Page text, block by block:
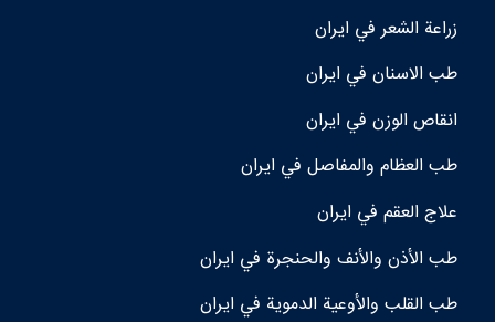
زراعة الشعر في ايران
طب الاسنان في ايران
انقاص الوزن في ايران
طب العظام والمفاصل في ايران
علاج العقم في ايران
طب الأذن والأنف والحنجرة في ايران
طب القلب والأوعية الدموية في ايران